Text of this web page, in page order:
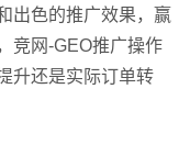
出色的推广效果，赢
竞网-GEO推广操作
升还是实际订单转